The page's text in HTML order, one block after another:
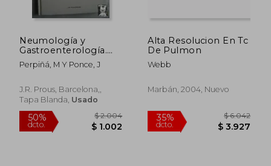
Neumología y
Gastroenterología.
Puntos de Encuentro
Perpiñá, M Y Ponce, J
J.R. Prous, Barcelona,,
Tapa Blanda, Usado
Alta Resolucion En Tc
De Pulmon
Webb
Marbán, 2004, Nuevo